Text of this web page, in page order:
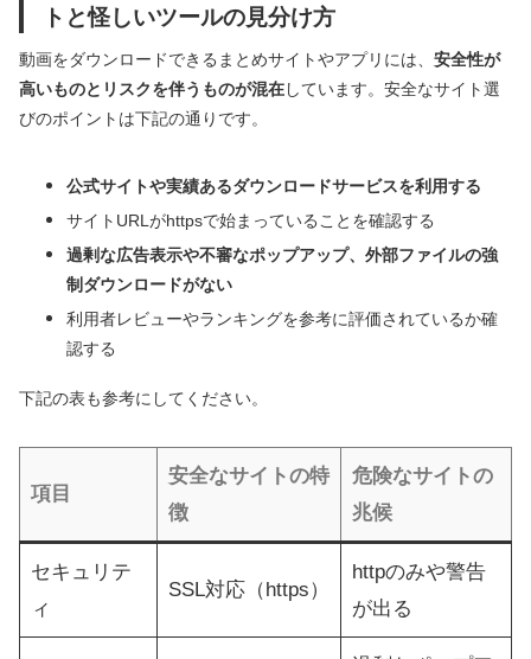
トと怪しいツールの見分け方
動画をダウンロードできるまとめサイトやアプリには、 安全性が
高いものとリスクを伴うものが混在しています。安全なサイト選
びのポイントは下記の通りです。
公式サイトや実績あるダウンロードサービスを利用する
サイトURLがhttpsで始まっていることを確認する
過剰な広告表示や不審なポップアップ、外部ファイルの強
制ダウンロードがない
利用者レビューやランキングを参考に評価されているか確
認する
下記の表も参考にしてください。
項目
安全なサイトの特
徴
危険なサイトの
兆候
セキュリテ
ィ
SSL対応（https）
httpのみや警告
が出る